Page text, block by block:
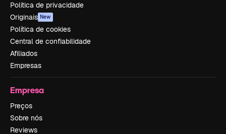
Política de privacidade
Originais New
Política de cookies
Central de confiabilidade
Afiliados
Empresas
Empresa
Preços
Sobre nós
Reviews